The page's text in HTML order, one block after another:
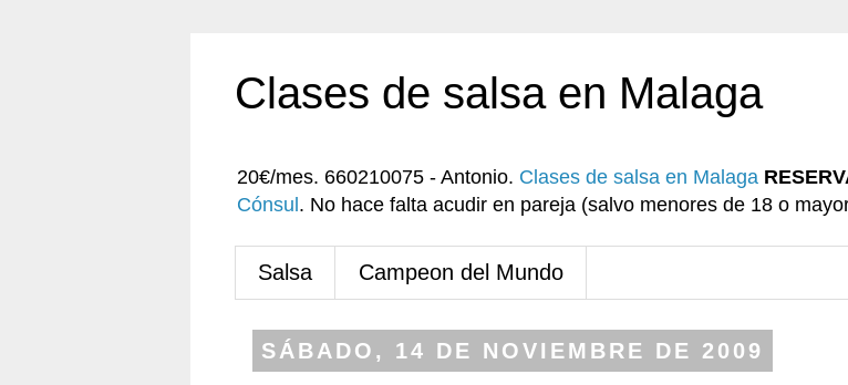
Clases de salsa en Malaga
20€/mes. 660210075 - Antonio. Clases de salsa en Malaga
Cónsul . No hace falta acudir en pareja (salvo menores de 18 o
Salsa Campeon del Mundo
SÁBADO, 14 DE NOVIEMBRE DE 2009